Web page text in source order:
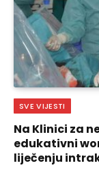
SVE VIJESTI
Na Klinici za
edukativni
liječenju